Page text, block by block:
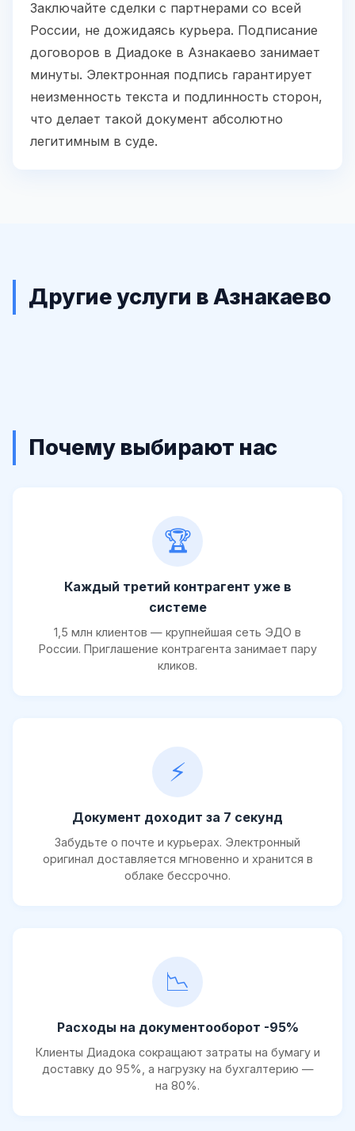
Заключайте сделки с партнерами со всей
России, не дожидаясь курьера. Подписание
договоров в Диадоке в Азнакаево занимает
минуты. Электронная подпись гарантирует
неизменность текста и подлинность сторон,
что делает такой документ абсолютно
легитимным в суде.
Другие услуги в Азнакаево
Почему выбирают нас
🏆
Каждый третий контрагент уже в
системе
1,5 млн клиентов — крупнейшая сеть ЭДО в
России. Приглашение контрагента занимает пару
кликов.
⚡
Документ доходит за 7 секунд
Забудьте о почте и курьерах. Электронный
оригинал доставляется мгновенно и хранится в
облаке бессрочно.
📉
Расходы на документооборот -95%
Клиенты Диадока сокращают затраты на бумагу и
доставку до 95%, а нагрузку на бухгалтерию —
на 80%.